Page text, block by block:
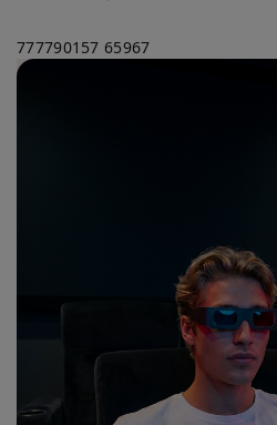
777790157 65967